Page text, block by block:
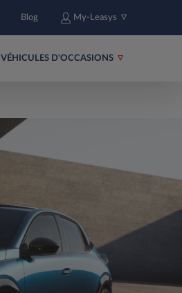
Blog My-Leasys
VÉHICULES D'OCCASIONS